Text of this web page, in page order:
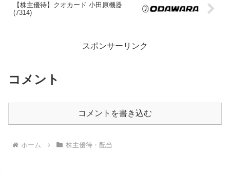
【株主優待】クオカード 小田原機器
(7314)
スポンサーリンク
コメント
コメントを書き込む
ホーム 株主優待・配当